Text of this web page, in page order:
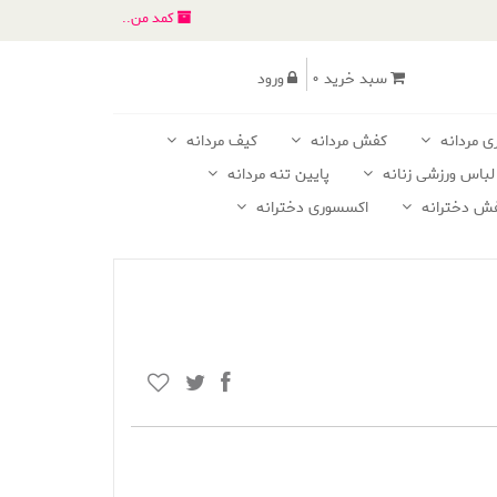
کمد من..
سبد خرید 0 ورود
مردانه کفش مردانه
کیف مردانه
لباس ورزشی زنانه
پایین تنه مردانه
دخترانه اکسسوری دخترانه